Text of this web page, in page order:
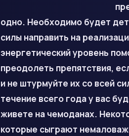
одно. Необходимо будет
силы направить на
энергетический уровень
преодолеть пре­пятствия,
и не штурмуйте их со всей
течение всего года у вас
живете на чемоданах.
которые сыграют